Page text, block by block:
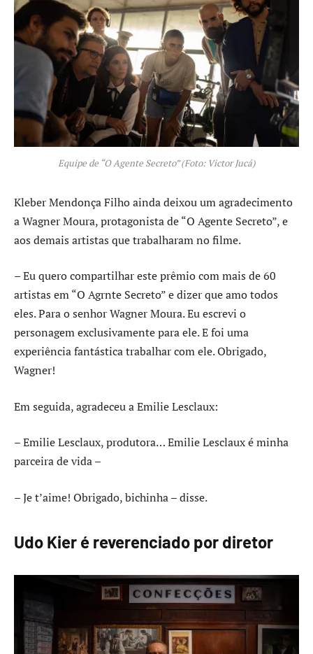
Equipe de “O Agente Secreto” (Foto: Victor Jucá)
Kleber Mendonça Filho ainda deixou um agradecimento
a Wagner Moura, protagonista de “O Agente Secreto”, e
aos demais artistas que trabalharam no filme.
– Eu quero compartilhar este prêmio com mais de 60
artistas em “O Agrnte Secreto” e dizer que amo todos
eles. Para o senhor Wagner Moura. Eu escrevi o
personagem exclusivamente para ele. E foi uma
experiência fantástica trabalhar com ele. Obrigado,
Wagner!
Em seguida, agradeceu a Emilie Lesclaux:
– Emilie Lesclaux, produtora… Emilie Lesclaux é minha
parceira de vida –
– Je t’aime! Obrigado, bichinha – disse.
Udo Kier é reverenciado por diretor